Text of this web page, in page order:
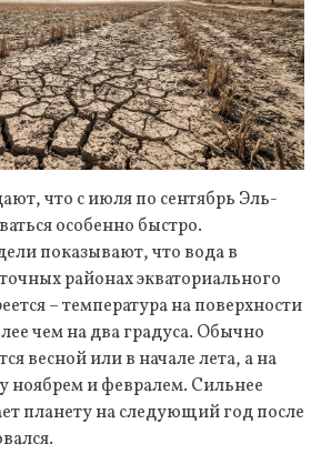
что с июля по сентябрь Эль-
особенно быстро.
показывают, что вода в
районах экваториального
– температура на поверхности
чем на два градуса. Обычно
весной или в начале лета, а на
ноябрем и февралем. Сильнее
планету на следующий год после